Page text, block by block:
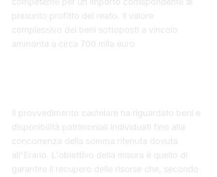
presunto profitto del reato. Il valore
complessivo dei beni sottoposti a vincolo
ammonta a circa 700 mila euro.
Il provvedimento cautelare ha riguardato beni e
disponibilità patrimoniali individuati fino alla
concorrenza della somma ritenuta dovuta
all'Erario. L'obiettivo della misura è quello di
garantire il recupero delle risorse che, secondo